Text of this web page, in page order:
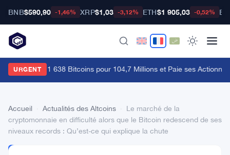
BNB$590,90 -1,46% XRP$1,03 -3,12% ETH$1 905,03 -0,52%
URGENT
Vend 1 638 Bitcoins pour 104,7 Millions et Paie ses
Accueil Actualités des Altcoins
Le marché de la
cryptomonnaie en difficulté alors que le Bitcoin redescend de ses
niveaux records : Qu’est-ce qui explique la chute